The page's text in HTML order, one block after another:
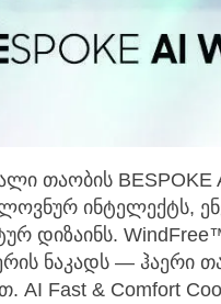
თაობის
ინტელექტს,
დიზაინს.
ნაკადს — ჰაერი
AI Fast & Comfort